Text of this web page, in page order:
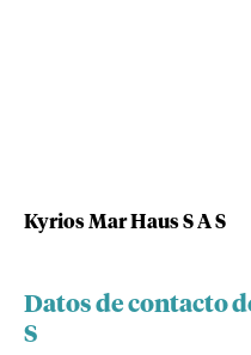
Kyrios Mar Haus S A S
Datos de contacto
S